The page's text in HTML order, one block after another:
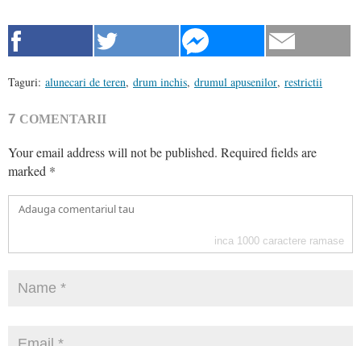
Taguri: alunecari de teren, drum inchis, drumul apusenilor, restrictii
7 COMENTARII
Your email address will not be published. Required fields are
marked *
inca 1000 caractere ramase